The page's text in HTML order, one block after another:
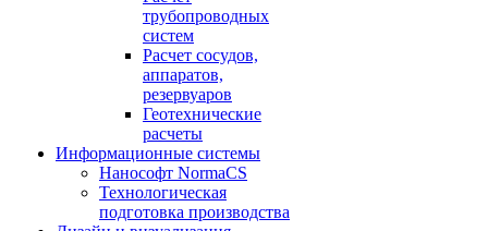
трубопроводных
систем
Расчет сосудов,
аппаратов,
резервуаров
Геотехнические
расчеты
Информационные системы
Нанософт NormaCS
Технологическая
подготовка производства